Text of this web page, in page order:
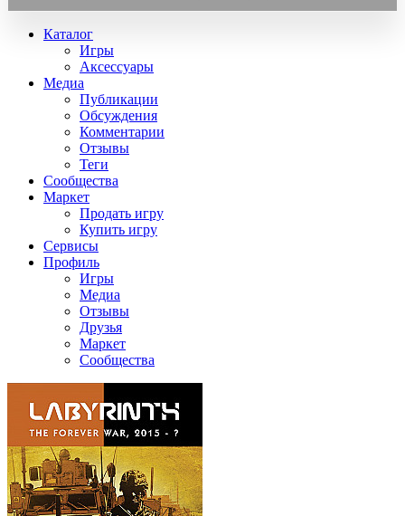
Каталог
Игры
Аксессуары
Медиа
Публикации
Обсуждения
Комментарии
Отзывы
Теги
Сообщества
Маркет
Продать игру
Купить игру
Сервисы
Профиль
Игры
Медиа
Отзывы
Друзья
Маркет
Сообщества